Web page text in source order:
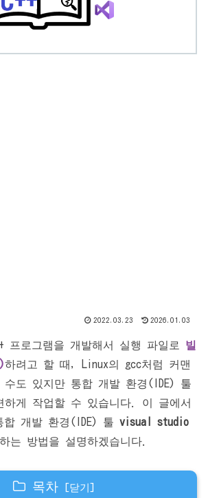
2022.03.23 2026.01.03
프로그램을 개발해서 실행 파일로 빌
하려고 할 때, Linux의 gcc처럼 커맨
수도 있지만 통합 개발 환경(IDE) 툴
하게 작업할 수 있습니다. 이 글에서
합 개발 환경(IDE) 툴 visual studio
는 방법을 설명하겠습니다.
목차